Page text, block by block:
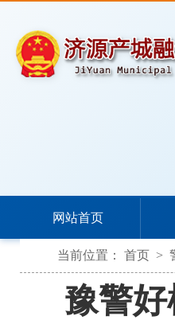
网站首页
当前位置： 首页 >
豫警